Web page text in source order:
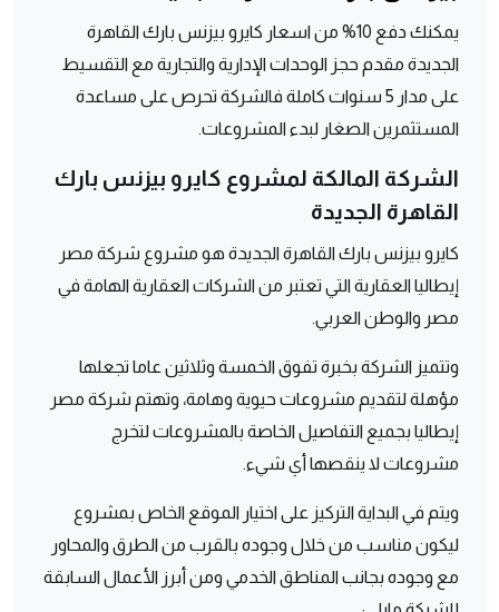
يمكنك دفع 10% من اسعار كايرو بيزنس بارك القاهرة
الجديدة مقدم حجز الوحدات الإدارية والتجارية مع التقسيط
على مدار
5 سنوات كاملة فالشركة تحرص على مساعدة
المستثمرين الصغار لبدء المشروعات.
الشركة المالكة لمشروع كايرو بيزنس بارك
القاهرة الجديدة
كايرو بيزنس بارك القاهرة الجديدة هو مشروع شركة مصر
إيطاليا العقارية التي تعتبر من الشركات العقارية الهامة في
مصر والوطن العربي.
وتتميز الشركة بخبرة تفوق الخمسة وثلاثين عاما تجعلها
مؤهلة لتقديم مشروعات حيوية وهامة، وتهتم شركة مصر
إيطاليا بجميع التفاصيل الخاصة بالمشروعات لتخرج
مشروعات لا ينقصها أي شيء.
ويتم في البداية التركيز على اختيار الموقع الخاص بمشروع
ليكون مناسب من خلال وجوده بالقرب من الطرق والمحاور
مع وجوده بجانب المناطق الخدمي ومن أبرز الأعمال السابقة